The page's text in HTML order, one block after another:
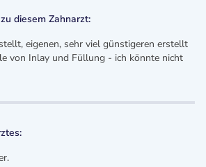
diesem Zahnarzt:
eigenen, sehr viel günstigeren erstellt
von Inlay und Füllung - ich könnte nicht